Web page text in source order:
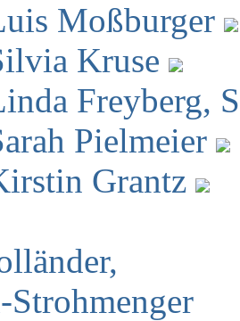
Moßburger
Kruse
Freyberg,
Pielmeier
Grantz